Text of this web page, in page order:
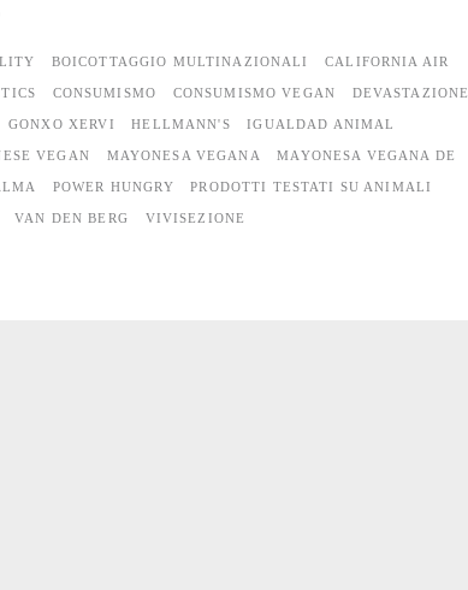
BOICOTTAGGIO MULTINAZIONALI CALIFORNIA AIR
CONSUMISMO CONSUMISMO VEGAN DEVASTAZIONE
GONXO XERVI HELLMANN'S IGUALDAD ANIMAL
VEGAN MAYONESA VEGANA MAYONESA VEGANA DE
POWER HUNGRY PRODOTTI TESTATI SU ANIMALI
VAN DEN BERG VIVISEZIONE